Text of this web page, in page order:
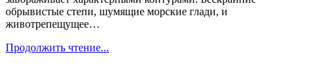
обрывистые степи, шумящие морские глади, и
животрепещущее…
Продолжить чтение...